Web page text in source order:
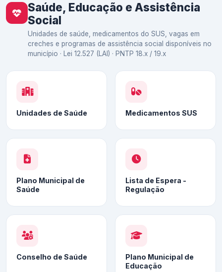
Saúde, Educação e Assistência
Social
Unidades de saúde, medicamentos do SUS, vagas em
creches e programas de assistência social disponíveis no
município · Lei 12.527 (LAI) · PNTP 18.x / 19.x
Unidades de Saúde Medicamentos SUS
Plano Municipal de
Saúde
Lista de Espera -
Regulação
Conselho de Saúde
Plano Municipal de
Educação